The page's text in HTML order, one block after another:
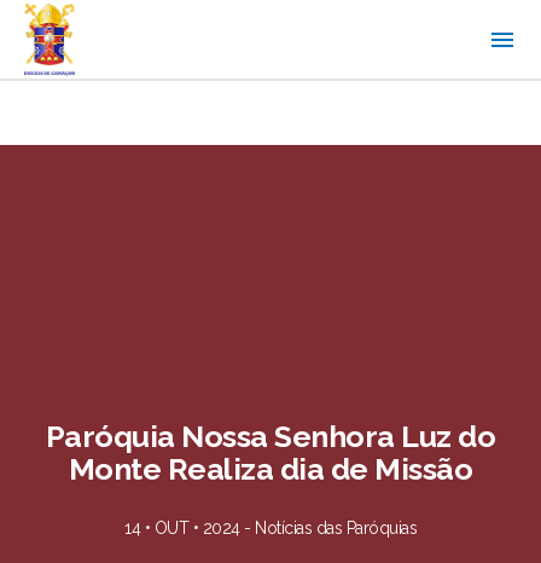
Paróquia Nossa Senhora Luz do
Monte Realiza dia de Missão
14 • OUT • 2024 - Notícias das Paróquias